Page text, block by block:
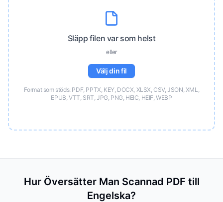
Släpp filen var som helst
eller
Välj din fil
Format som stöds: PDF, PPTX, KEY, DOCX, XLSX, CSV, JSON, XML,
EPUB, VTT, SRT, JPG, PNG, HEIC, HEIF, WEBP
Hur Översätter Man Scannad PDF till
Engelska?